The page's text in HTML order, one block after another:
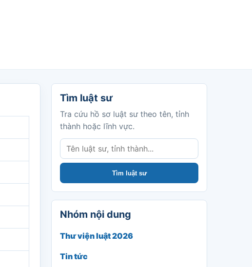
Tìm luật sư
Tra cứu hồ sơ luật sư theo tên, tỉnh
thành hoặc lĩnh vực.
Tìm luật sư
Tìm luật sư
Nhóm nội dung
Thư viện luật 2026
Tin tức